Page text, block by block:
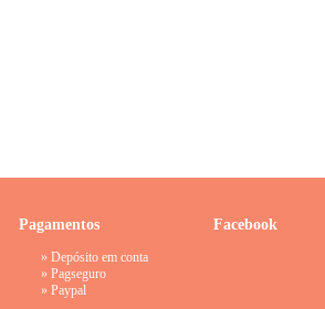
Pagamentos
» Depósito em conta
» Pagseguro
» Paypal
Facebook